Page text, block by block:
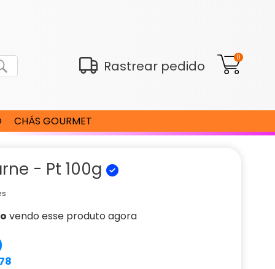
Rastrear pedido
0
CHÁS GOURMET
- Pt 100g
vendo esse produto agora